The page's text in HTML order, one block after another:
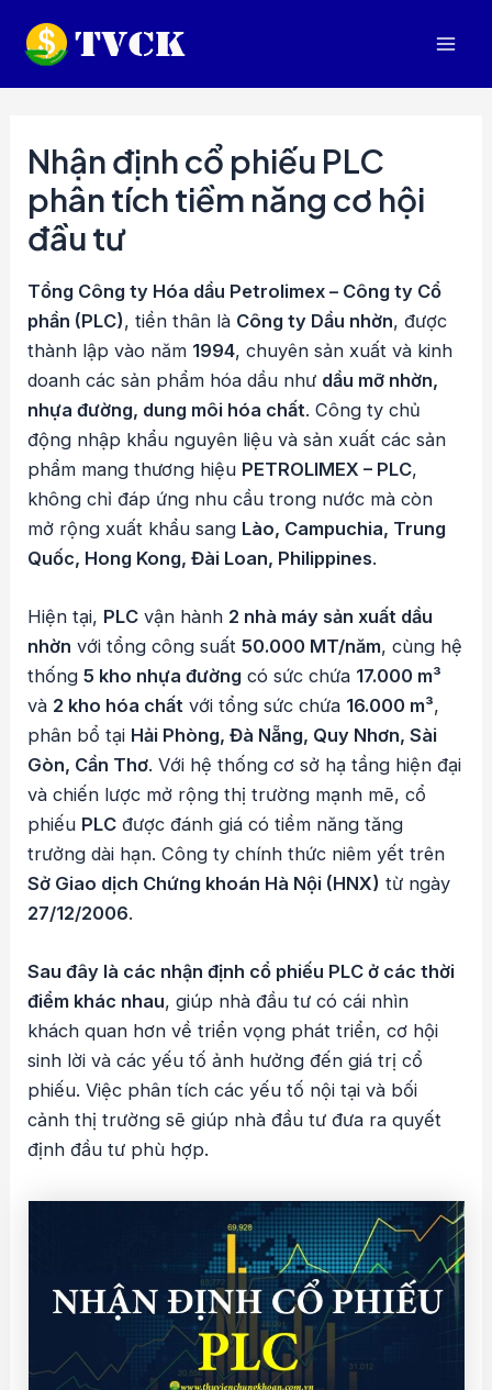
Nhận định cổ phiếu PLC
phân tích tiềm năng cơ hội
đầu tư
Tổng Công ty Hóa dầu Petrolimex – Công ty Cổ
phần (PLC), tiền thân là Công ty Dầu nhờn, được
thành lập vào năm 1994, chuyên sản xuất và kinh
doanh các sản phẩm hóa dầu như dầu mỡ nhờn,
nhựa đường, dung môi hóa chất. Công ty chủ
động nhập khẩu nguyên liệu và sản xuất các sản
phẩm mang thương hiệu PETROLIMEX – PLC,
không chỉ đáp ứng nhu cầu trong nước mà còn
mở rộng xuất khẩu sang Lào, Campuchia, Trung
Quốc, Hong Kong, Đài Loan, Philippines.
Hiện tại, PLC vận hành 2 nhà máy sản xuất dầu
nhờn với tổng công suất50.000 MT/năm, cùng hệ
thống5 kho nhựa đường có sức chứa 17.000 m³
và 2 kho hóa chất với tổng sức chứa 16.000 m³,
phân bổ tại Hải Phòng, Đà Nẵng, Quy Nhơn, Sài
Gòn, Cần Thơ. Với hệ thống cơ sở hạ tầng hiện đại
và chiến lược mở rộng thị trường mạnh mẽ, cổ
phiếu PLC được đánh giá có tiềm năng tăng
trưởng dài hạn. Công ty chính thức niêm yết trên
Sở Giao dịch Chứng khoán Hà Nội (HNX) từ ngày
27/12/2006.
Sau đây là các nhận định cổ phiếu PLC ở các thời
điểm khác nhau, giúp nhà đầu tư có cái nhìn
khách quan hơn về triển vọng phát triển, cơ hội
sinh lời và các yếu tố ảnh hưởng đến giá trị cổ
phiếu. Việc phân tích các yếu tố nội tại và bối
cảnh thị trường sẽ giúp nhà đầu tư đưa ra quyết
định đầu tư phù hợp.